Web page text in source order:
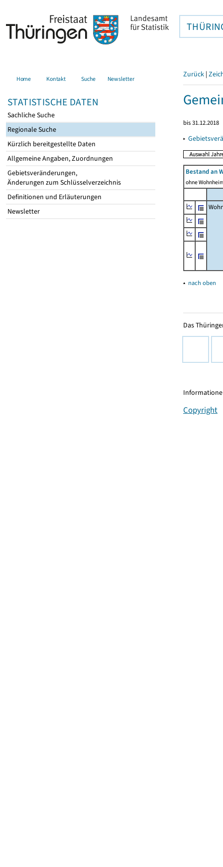
Home Kontakt Suche Newsletter
STATISTISCHE DATEN
Sachliche Suche
Regionale Suche
Kürzlich bereitgestellte Daten
Allgemeine Angaben, Zuordnungen
Gebietsveränderungen,
Änderungen zum Schlüsselverzeichnis
Definitionen und Erläuterungen
Newsletter
Zurück |
bis 31.12.2018
▸
Bestand an
ohne
▴ nach oben
Das
Copyright